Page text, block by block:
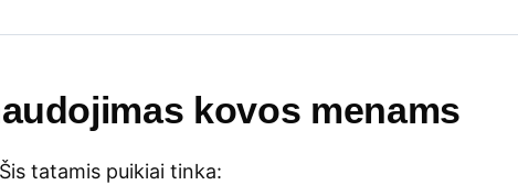
kovos menams
Šis tatamis puikiai tinka: